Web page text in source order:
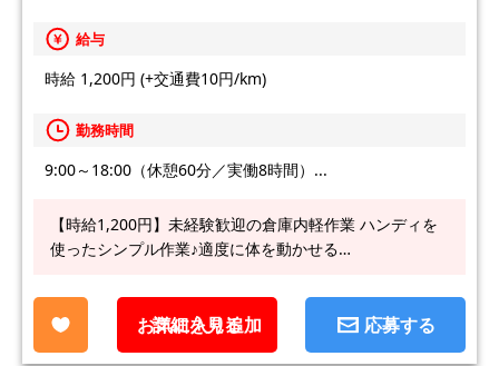
給与
時給 1,200円 (+交通費10円/km)
勤務時間
9:00～18:00（休憩60分／実働8時間）...
【時給1,200円】未経験歓迎の倉庫内軽作業 ハンディを
使ったシンプル作業♪適度に体を動かせる…
お気に入り追加
詳細を見る 応募する